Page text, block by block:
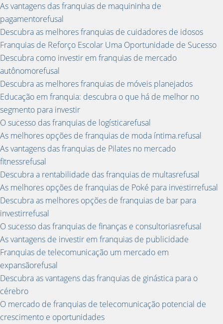
As vantagens das franquias de maquininha de
pagamentorefusal
Descubra as melhores franquias de cuidadores de idosos
Franquias de Reforço Escolar Uma Oportunidade de Sucesso
Descubra como investir em franquias de mercado
autônomorefusal
Descubra as melhores franquias de móveis planejados
Educação em franquia: descubra o que há de melhor no
segmento para investir
O sucesso das franquias de logísticarefusal
As melhores opções de franquias de moda íntima.refusal
As vantagens das franquias de Pilates no mercado
fitnessrefusal
Descubra a rentabilidade das franquias de multasrefusal
As melhores opções de franquias de Poké para investirrefusal
Descubra as melhores opções de franquias de bar para
investirrefusal
O sucesso das franquias de finanças e consultoriasrefusal
As vantagens de investir em franquias de publicidade
Franquias de telecomunicação um mercado em
expansãorefusal
Descubra as vantagens das franquias de ginástica para o
cérebro
O mercado de franquias de telecomunicação potencial de
crescimento e oportunidades